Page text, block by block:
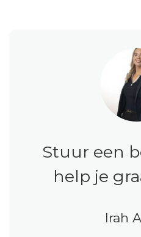
Stuur een
help je
Irah